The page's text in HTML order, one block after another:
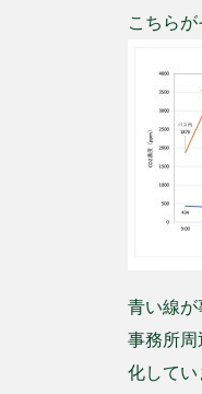
こちらが
青い線が
事務所
化してい